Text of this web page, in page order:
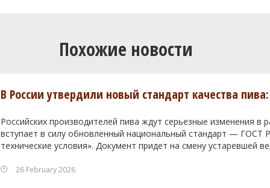
Похожие новости
В России утвердили новый стандарт качества
Российских производителей пива ждут серьезные изменения в
вступает в силу обновленный национальный стандарт — ГОСТ
технические условия». Документ придет на смену устаревшей
26 February 2026